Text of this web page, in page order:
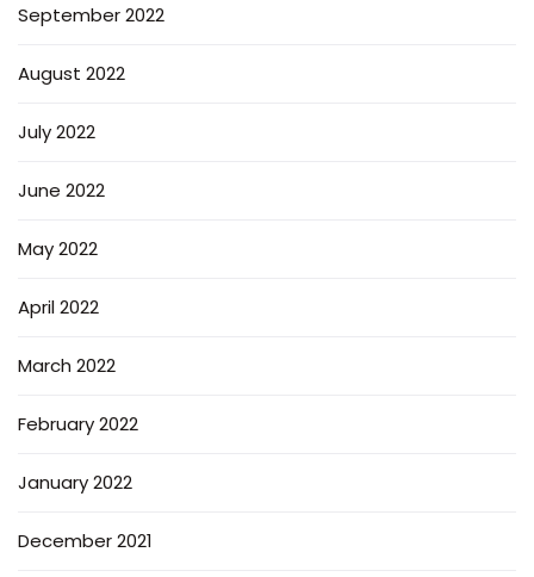
September 2022
August 2022
July 2022
June 2022
May 2022
April 2022
March 2022
February 2022
January 2022
December 2021